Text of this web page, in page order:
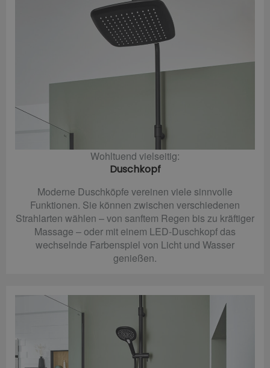
Wohltuend vielseitig:
Duschkopf
Moderne Duschköpfe vereinen viele sinnvolle
Funktionen. Sie können zwischen verschiedenen
Strahlarten wählen – von sanftem Regen bis zu kräftiger
Massage – oder mit einem LED-Duschkopf das
wechselnde Farbenspiel von Licht und Wasser
genießen.